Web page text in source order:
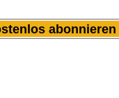
abonnieren